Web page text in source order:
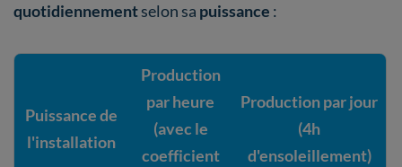
quotidiennementselon sa puissance :
Puissance de
l'installation
Production
par heure
(avec le
coefficient
Production par jour
(4h
d'ensoleillement)